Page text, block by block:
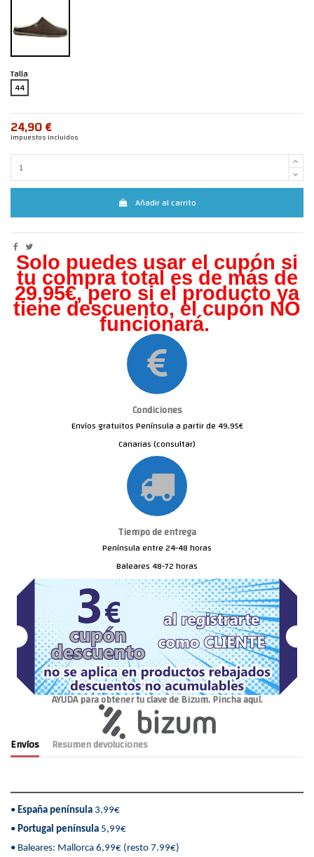
Talla
44
24,90 €
Impuestos incluidos
Añadir al carrito
Solo puedes usar el cupón si
tu compra total es de más de
29,95€, pero si el producto ya
tiene descuento, el cupón NO
funcionará.
Condiciones
Envíos gratuitos Península a partir de 49.95€
Canarias (consultar)
Tiempo de entrega
Península entre 24-48 horas
Baleares 48-72 horas
AYUDA para obtener tu clave de Bizum. Pincha aquí.
Envíos Resumen devoluciones
• España península 3,99€
• Portugal península 5,99€
• Baleares: Mallorca 6,99€ (resto 7.99€)